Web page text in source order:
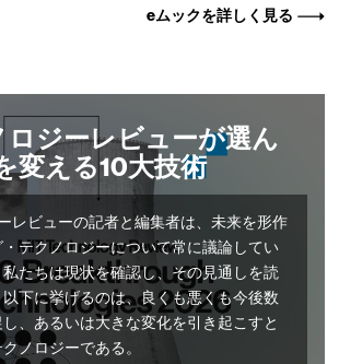
eムックを詳しく見る
ロジーレビューが選ん
変える10大技術
レビューの記者と編集者は、未来を形作
テクノロジーについて常に議論してい
たちは現状を確認し、その見通しを読
下に挙げるのは、良くも悪くも今後数
、あるいは大きな変化を引き起こすと
ノロジーである。